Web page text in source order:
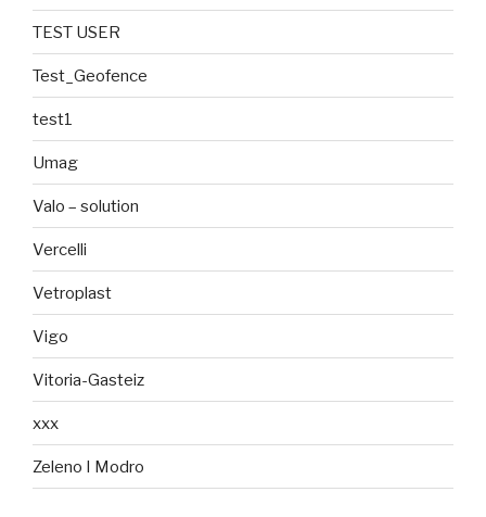
TEST USER
Test_Geofence
test1
Umag
Valo – solution
Vercelli
Vetroplast
Vigo
Vitoria-Gasteiz
xxx
Zeleno I Modro